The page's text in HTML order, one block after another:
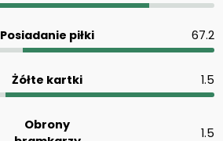
Posiadanie piłki 67.2
Żółte kartki 1.5
Obrony
1.5